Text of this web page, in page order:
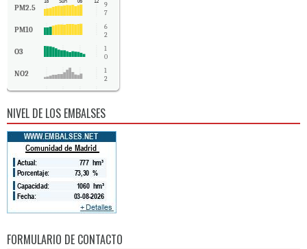
PM2.5
9
7
PM10
6
2
O3
1
0
NO2
1
2
SO2 1
CO 0
NIVEL DE LOS EMBALSES
FORMULARIO DE CONTACTO